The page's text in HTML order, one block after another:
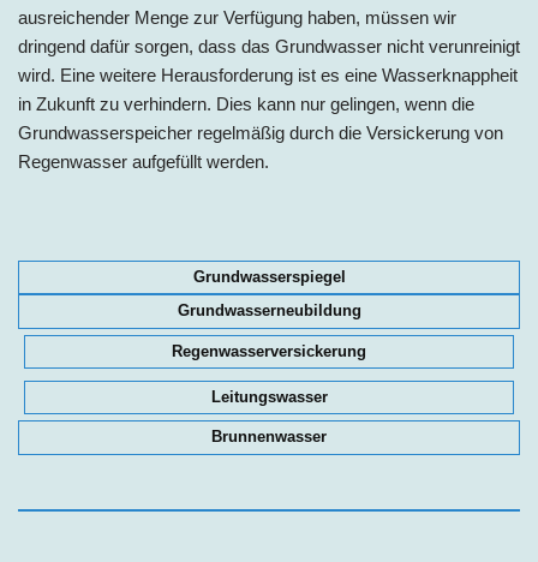
ausreichender Menge zur Verfügung haben, müssen wir
dringend dafür sorgen, dass das Grundwasser nicht verunreinigt
wird. Eine weitere Herausforderung ist es eine Wasserknappheit
in Zukunft zu verhindern. Dies kann nur gelingen, wenn die
Grundwasserspeicher regelmäßig durch die Versickerung von
Regenwasser aufgefüllt werden.
Grundwasserspiegel
Grundwasserneubildung
Regenwasserversickerung
Leitungswasser
Brunnenwasser